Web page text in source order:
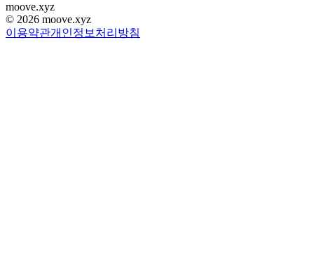
moove.xyz
© 2026 moove.xyz
이용약관개인정보처리방침